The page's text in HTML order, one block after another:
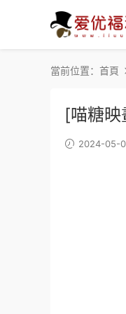
當前位置： 首頁
[喵糖
2024-05-